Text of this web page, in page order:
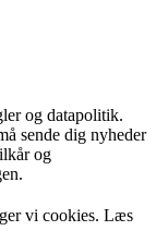
og datapolitik.
sende dig nyheder
og
vi cookies. Læs